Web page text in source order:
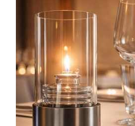
Velas taco
Otras velas
Acceder / Crear